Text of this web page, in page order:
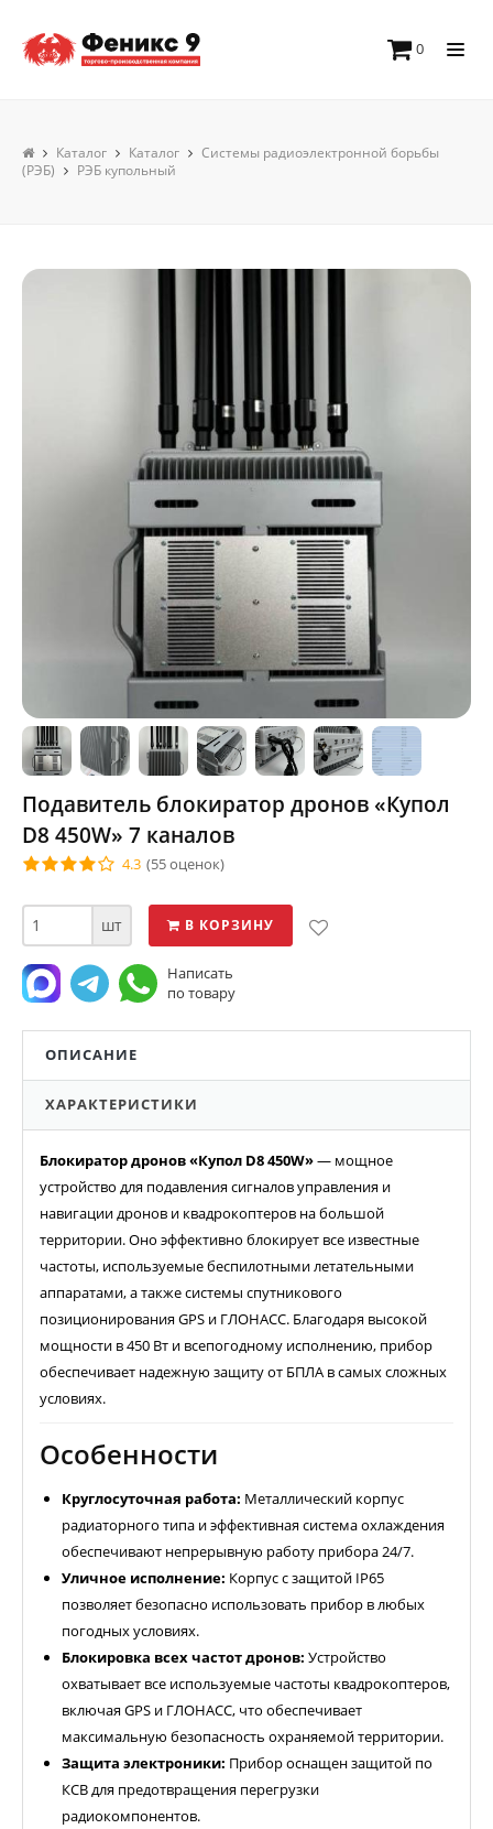
0
Каталог Каталог
Системы радиоэлектронной борьбы
(РЭБ)
РЭБ купольный
Подавитель блокиратор дронов «Купол
D8 450W» 7 каналов
4.3 (55 оценок)
шт В КОРЗИНУ
Написать
по товару
ОПИСАНИЕ
ХАРАКТЕРИСТИКИ
Блокиратор дронов «Купол D8 450W»— мощное
устройство для подавления сигналов управления и
навигации дронов и квадрокоптеров на большой
территории. Оно эффективно блокирует все известные
частоты, используемые беспилотными летательными
аппаратами, а также системы спутникового
позиционирования GPS и ГЛОНАСС. Благодаря высокой
мощности в 450 Вт и всепогодному исполнению, прибор
обеспечивает надежную защиту от БПЛА в самых сложных
условиях.
Особенности
Круглосуточная работа: Металлический корпус
радиаторного типа и эффективная система охлаждения
обеспечивают непрерывную работу прибора 24/7.
Уличное исполнение: Корпус с защитой IP65
позволяет безопасно использовать прибор в любых
погодных условиях.
Блокировка всех частот дронов: Устройство
охватывает все используемые частоты квадрокоптеров,
включая GPS и ГЛОНАСС, что обеспечивает
максимальную безопасность охраняемой территории.
Защита электроники: Прибор оснащен защитой по
КСВ для предотвращения перегрузки
радиокомпонентов.